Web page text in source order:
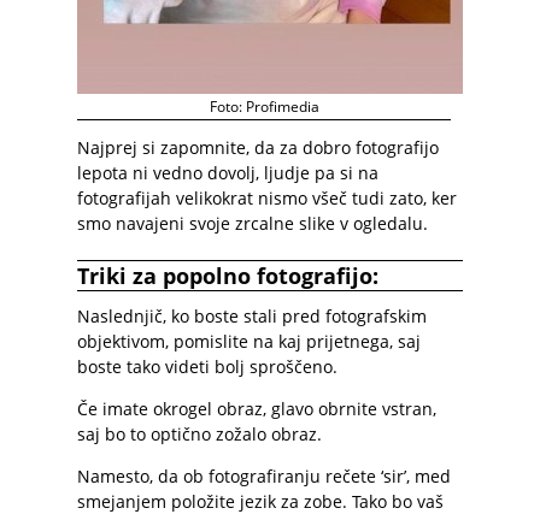
Foto: Profimedia
Najprej si zapomnite, da za dobro fotografijo
lepota ni vedno dovolj, ljudje pa si na
fotografijah velikokrat nismo všeč tudi zato, ker
smo navajeni svoje zrcalne slike v ogledalu.
Triki za popolno fotografijo:
Naslednjič, ko boste stali pred fotografskim
objektivom, pomislite na kaj prijetnega, saj
boste tako videti bolj sproščeno.
Če imate okrogel obraz, glavo obrnite vstran,
saj bo to optično zožalo obraz.
Namesto, da ob fotografiranju rečete ‘sir’, med
smejanjem položite jezik za zobe. Tako bo vaš